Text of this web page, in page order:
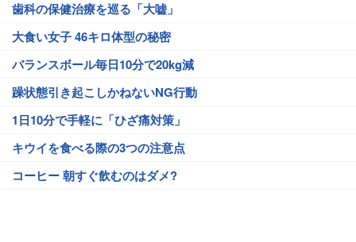
歯科の保健治療を巡る「大嘘」
大食い女子 46キロ体型の秘密
バランスボール毎日10分で20kg減
躁状態引き起こしかねないNG行動
1日10分で手軽に「ひざ痛対策」
キウイを食べる際の3つの注意点
コーヒー 朝すぐ飲むのはダメ?